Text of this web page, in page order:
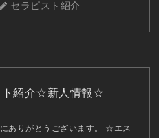
セラピスト紹介
ト紹介☆新人情報☆
ありがとうございます。 ☆エス